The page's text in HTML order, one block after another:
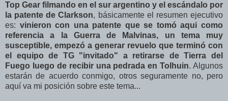
Top Gear filmando en el sur argentino y el escándalo por
la patente de Clarkson, básicamente el resumen ejecutivo
es: vinieron con una patente que se tomó aqui como
referencia a la Guerra de Malvinas, un tema muy
susceptible, empezó a generar revuelo que terminó con
el equipo de TG "invitado" a retirarse de Tierra del
Fuego luego de recibir una pedrada en Tolhuin. Algunos
estarán de acuerdo conmigo, otros seguramente no, pero
aquí va mi posición sobre este tema...